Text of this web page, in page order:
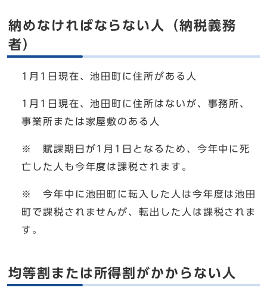
納めなければならない人（納税義務
者）
1月1日現在、池田町に住所がある人
1月1日現在、池田町に住所はないが、事務所、
事業所または家屋敷のある人
※ 賦課期日が1月1日となるため、今年中に死
亡した人も今年度は課税されます。
※ 今年中に池田町に転入した人は今年度は池田
町で課税されませんが、転出した人は課税されま
す。
均等割または所得割がかからない人